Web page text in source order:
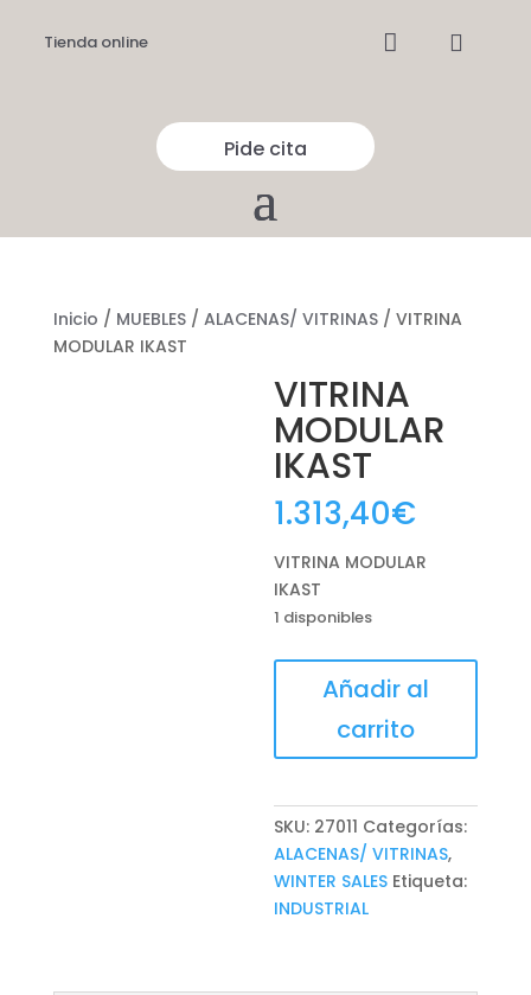
Tienda online  
Pide cita
Inicio / MUEBLES/ ALACENAS/ VITRINAS/ VITRINA
MODULAR IKAST
VITRINA
MODULAR
IKAST
1.313,40€
VITRINA MODULAR
IKAST
1 disponibles
MODULAR
cantidad
Añadir al
carrito
SKU: 27011 Categorías:
ALACENAS/ VITRINAS,
WINTER SALES Etiqueta:
INDUSTRIAL